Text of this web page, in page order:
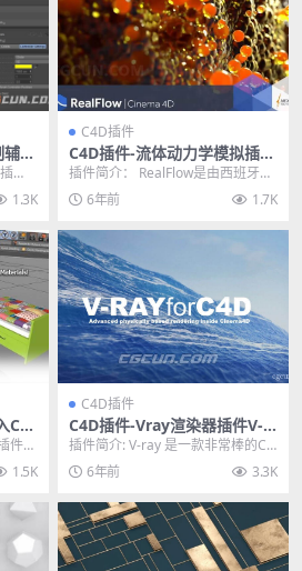
助
原
，
1.3K
C4D插件
C4D插件-流体动力学模拟插件
NextLimit RealFlow C4D 3.
0.0.0020 Win破解版
插件简介： RealFlow是由西班牙Ne
xt Limit公司出品的流体动力学模...
6年前 1.7K
C4
件，
前
1.5K
C4D插件
C4D插件-Vray渲染器插件V-R
ay 3.70.05 ADV for Cinema
4D WIN破解版
插件简介: V-ray 是一款非常棒的C4
D高级渲染插件，具有种类丰富的
灯光，着...
6年前 3.3K